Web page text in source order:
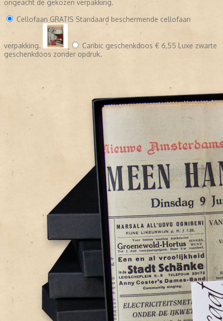
ongeacht de gekozen verpakking.
Cellofaan GRATIS Standaard beschermende cellofaan
verpakking. Caribic geschenkdoos € 6,55 Luxe zwarte
geschenkdoos zonder opdruk.